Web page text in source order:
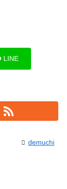
LINE
demuchi